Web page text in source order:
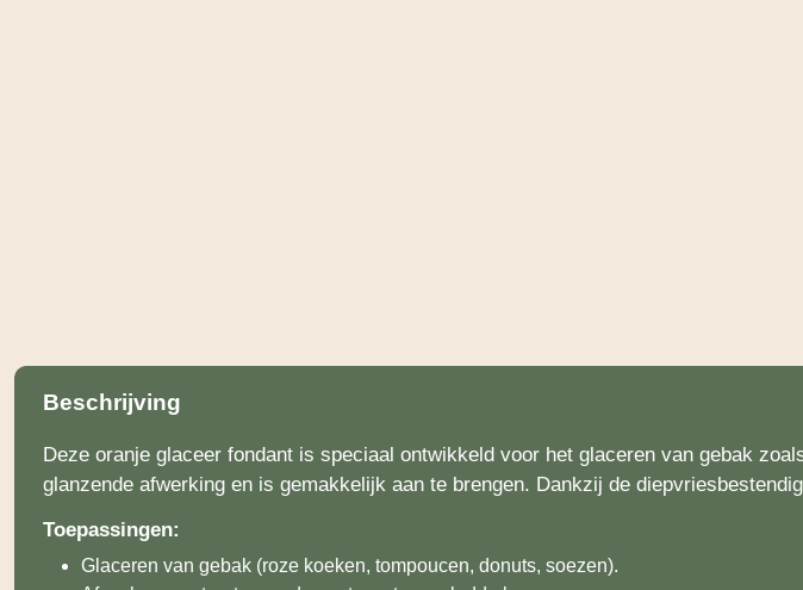
Beschrijving
Deze oranje glaceer fondant is speciaal ontwikkeld voor het glaceren van gebak
glanzende afwerking en is gemakkelijk aan te brengen. Dankzij de
Toepassingen:
Glaceren van gebak (roze koeken, tompoucen, donuts, soezen).